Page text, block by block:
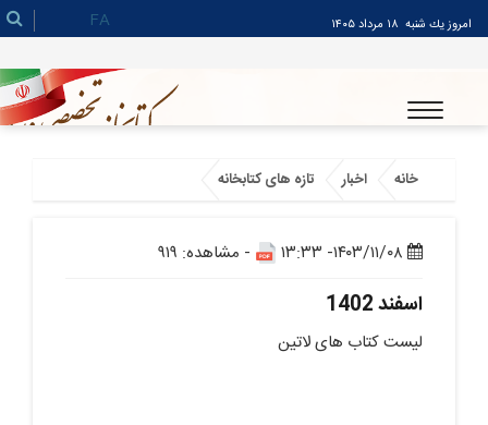
امروز يك شنبه ۱۸ مرداد ۱۴۰۵ FA
خانه اخبار تازه های کتابخانه
۱۴۰۳/۱۱/۰۸- ۱۳:۳۳ - مشاهده: ۹۱۹
اسفند 1402
لیست کتاب های لاتین